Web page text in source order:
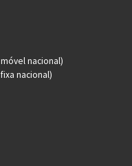
nacional)
nacional)